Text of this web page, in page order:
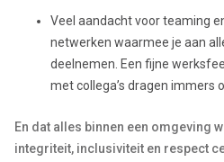
Veel aandacht voor teaming
netwerken waarmee je aan
deelnemen. Een fijne
met collega’s dragen immers
En dat alles binnen een omgeving
integriteit, inclusiviteit en respect